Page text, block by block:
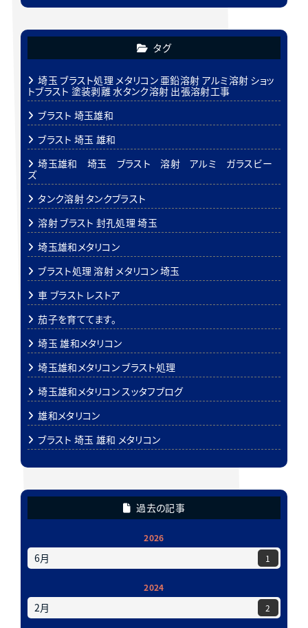
タグ
埼玉 ブラスト処理 メタリコン 亜鉛溶射 アルミ溶射 ショッ
トブラスト 塗装剥離 水タンク溶射 出張溶射工事
ブラスト 埼玉雄和
ブラスト 埼玉 雄和
埼玉雄和 埼玉 ブラスト 溶射 アルミ ガラスビー
ズ
タンク溶射 タンクブラスト
溶射 ブラスト 封孔処理 埼玉
埼玉雄和メタリコン
ブラスト処理 溶射 メタリコン 埼玉
車 ブラスト レストア
茄子を育ててます。
埼玉 雄和メタリコン
埼玉雄和メタリコン ブラスト処理
埼玉雄和メタリコン スッタフブログ
雄和メタリコン
ブラスト 埼玉 雄和 メタリコン
過去の記事
2026
6月 1
2024
2月 2